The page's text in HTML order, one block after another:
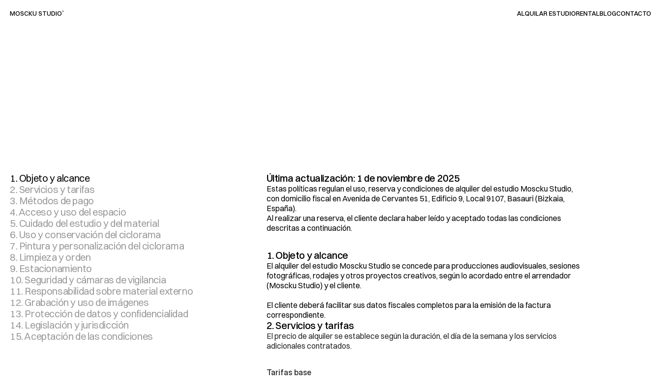
MOSCKU STUDIO® ALQUILAR ESTUDIORENTALBLOGCONTACTO
1. Objeto y alcance
2. Servicios y tarifas
3. Métodos de pago
4. Acceso y uso del espacio
5. Cuidado del estudio y del material
6. Uso y conservación del ciclorama
7. Pintura y personalización del ciclorama
8. Limpieza y orden
9. Estacionamiento
10. Seguridad y cámaras de vigilancia
11. Responsabilidad sobre material externo
12. Grabación y uso de imágenes
13. Protección de datos y confidencialidad
14. Legislación y jurisdicción
15. Aceptación de las condiciones
Última actualización: 1 de noviembre de 2025
Estas políticas regulan el uso, reserva y condiciones de alquiler del estudio Moscku Studio,
con domicilio fiscal en Avenida de Cervantes 51, Edificio 9, Local 9107, Basauri (Bizkaia,
España).
Al realizar una reserva, el cliente declara haber leído y aceptado todas las condiciones
descritas a continuación.
1. Objeto y alcance
El alquiler del estudio Moscku Studio se concede para producciones audiovisuales, sesiones
fotográficas, rodajes y otros proyectos creativos, según lo acordado entre el arrendador
(Moscku Studio) y el cliente.
El cliente deberá facilitar sus datos fiscales completos para la emisión de la factura
correspondiente.
2. Servicios y tarifas
El precio de alquiler se establece según la duración, el día de la semana y los servicios
adicionales contratados.
Tarifas base